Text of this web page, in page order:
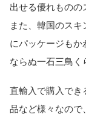
出せる優れものの
また、韓国のス
にパッケージも
ならぬ一石三鳥く
直輸入で購入でき
品など様々なので